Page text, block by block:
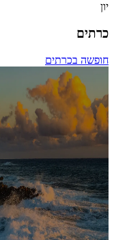
יון
כרתים
חופשה בכרתים